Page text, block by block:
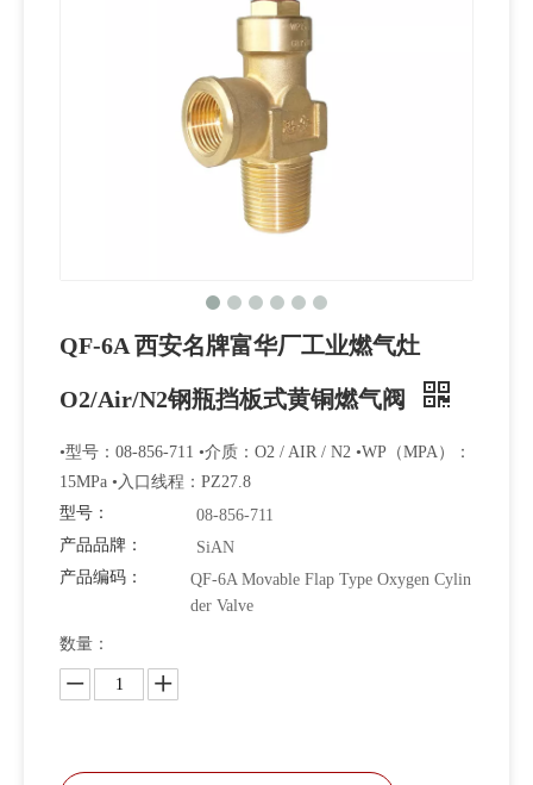
优质实用的轴联式O2 Air N2气瓶阀
QF-6A 西安名牌富华厂工业燃气灶
O2/Air/N2钢瓶挡板式黄铜燃气阀
•型号：08-856-711 •介质：O2 / AIR / N2 •WP（MPA）：
15MPa •入口线程：PZ27.8
型号：
08-856-711
产品品牌：
SiAN
产品编码：
QF-6A Movable Flap Type Oxygen Cylin
der Valve
数量：